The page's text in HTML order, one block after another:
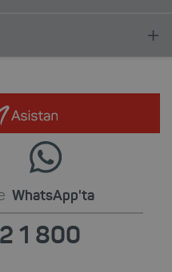
WhatsApp'ta
1 800